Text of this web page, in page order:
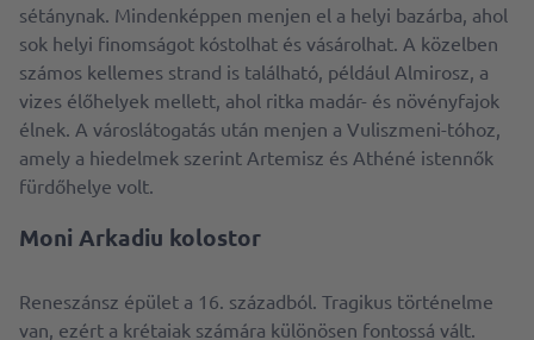
sétánynak. Mindenképpen menjen el a helyi bazárba, ahol
sok helyi finomságot kóstolhat és vásárolhat. A közelben
számos kellemes strand is található, például Almirosz, a
vizes élőhelyek mellett, ahol ritka madár- és növényfajok
élnek. A városlátogatás után menjen a Vuliszmeni-tóhoz,
amely a hiedelmek szerint Artemisz és Athéné istennők
fürdőhelye volt.
Moni Arkadiu kolostor
Reneszánsz épület a 16. századból. Tragikus történelme
van, ezért a krétaiak számára különösen fontossá vált.